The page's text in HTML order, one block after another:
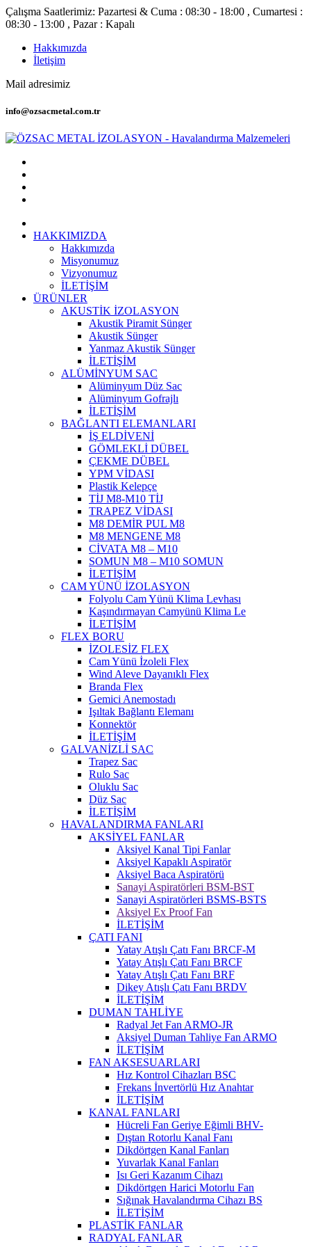
Çalışma Saatlerimiz: Pazartesi & Cuma : 08:30 - 18:00 , Cumartesi :
08:30 - 13:00 , Pazar : Kapalı
Hakkımızda
İletişim
Mail adresimiz
info@ozsacmetal.com.tr
HAKKIMIZDA
Hakkımızda
Misyonumuz
Vizyonumuz
İLETİŞİM
ÜRÜNLER
AKUSTİK İZOLASYON
Akustik Piramit Sünger
Akustik Sünger
Yanmaz Akustik Sünger
İLETİŞİM
ALÜMİNYUM SAC
Alüminyum Düz Sac
Alüminyum Gofrajlı
İLETİŞİM
BAĞLANTI ELEMANLARI
İŞ ELDİVENİ
GÖMLEKLİ DÜBEL
ÇEKME DÜBEL
YPM VİDASI
Plastik Kelepçe
TİJ M8-M10 TİJ
TRAPEZ VİDASI
M8 DEMİR PUL M8
M8 MENGENE M8
CİVATA M8 – M10
SOMUN M8 – M10 SOMUN
İLETİŞİM
CAM YÜNÜ İZOLASYON
Folyolu Cam Yünü Klima Levhası
Kaşındırmayan Camyünü Klima Le
İLETİŞİM
FLEX BORU
İZOLESİZ FLEX
Cam Yünü İzoleli Flex
Wind Aleve Dayanıklı Flex
Branda Flex
Gemici Anemostadı
Işıltak Bağlantı Elemanı
Konnektör
İLETİŞİM
GALVANİZLİ SAC
Trapez Sac
Rulo Sac
Oluklu Sac
Düz Sac
İLETİŞİM
HAVALANDIRMA FANLARI
AKSİYEL FANLAR
Aksiyel Kanal Tipi Fanlar
Aksiyel Kapaklı Aspiratör
Aksiyel Baca Aspiratörü
Sanayi Aspiratörleri BSM-BST
Sanayi Aspiratörleri BSMS-BSTS
Aksiyel Ex Proof Fan
İLETİŞİM
ÇATI FANI
Yatay Atışlı Çatı Fanı BRCF-M
Yatay Atışlı Çatı Fanı BRCF
Yatay Atışlı Çatı Fanı BRF
Dikey Atışlı Çatı Fanı BRDV
İLETİŞİM
DUMAN TAHLİYE
Radyal Jet Fan ARMO-JR
Aksiyel Duman Tahliye Fan ARMO
İLETİŞİM
FAN AKSESUARLARI
Hız Kontrol Cihazları BSC
Frekans İnvertörlü Hız Anahtar
İLETİŞİM
KANAL FANLARI
Hücreli Fan Geriye Eğimli BHV-
Dıştan Rotorlu Kanal Fanı
Dikdörtgen Kanal Fanları
Yuvarlak Kanal Fanları
Isı Geri Kazanım Cihazı
Dikdörtgen Harici Motorlu Fan
Sığınak Havalandırma Cihazı BS
İLETİŞİM
PLASTİK FANLAR
RADYAL FANLAR